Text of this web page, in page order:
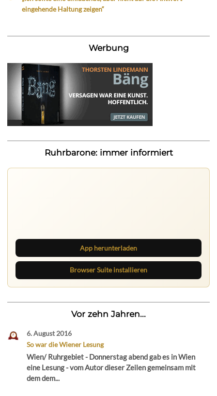
eingehende Haltung zeigen“
Werbung
Ruhrbarone: immer informiert
App herunterladen
Browser Suite installieren
Vor zehn Jahren...
6. August 2016
So war die Wiener Lesung
Wien/ Ruhrgebiet - Donnerstag abend gab es in Wien
eine Lesung - vom Autor dieser Zeilen gemeinsam mit
dem dem...